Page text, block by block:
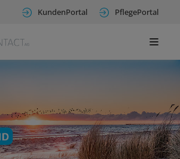
KundenPortal PflegePortal